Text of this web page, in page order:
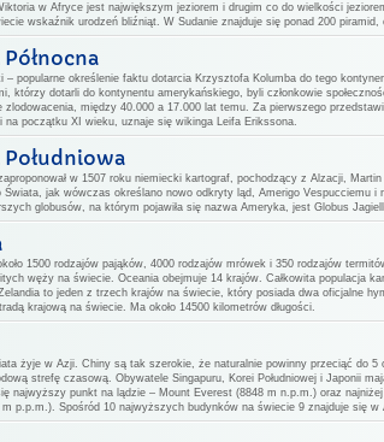
w Afryce jest największym jeziorem i drugim co do wielkości
wskaźnik urodzeń bliźniąt. W Sudanie znajduje się ponad 200
– popularne określenie faktu dotarcia Krzysztofa Kolumba do tego
którzy dotarli do kontynentu amerykańskiego, byli członkowie
zlodowacenia, między 40.000 a 17.000 lat temu. Za pierwszego
na początku XI wieku, uznaje się wikinga Leifa Erikssona.
Południowa
w 1507 roku niemiecki kartograf, pochodzący z Alzacji,
Świata, jak wówczas określano nowo odkryty ląd, Amerigo Vespucciemu i
globusów, na którym pojawiła się nazwa Ameryka, jest Globus
1500 rodzajów pająków, 4000 rodzajów mrówek i 350 rodzajów
węży na świecie. Oceania obejmuje 14 krajów. Całkowita populacja
to jeden z trzech krajów na świecie, który posiada dwa oficjalne
krajową na świecie. Ma około 14500 kilometrów długości.
żyje w Azji. Chiny są tak szerokie, że naturalnie powinny przeciąć do
strefę czasową. Obywatele Singapuru, Korei Południowej i Japonii
najwyższy punkt na lądzie – Mount Everest (8848 m n.p.m.) oraz
m p.p.m.). Spośród 10 najwyższych budynków na świecie 9 znajduje się w